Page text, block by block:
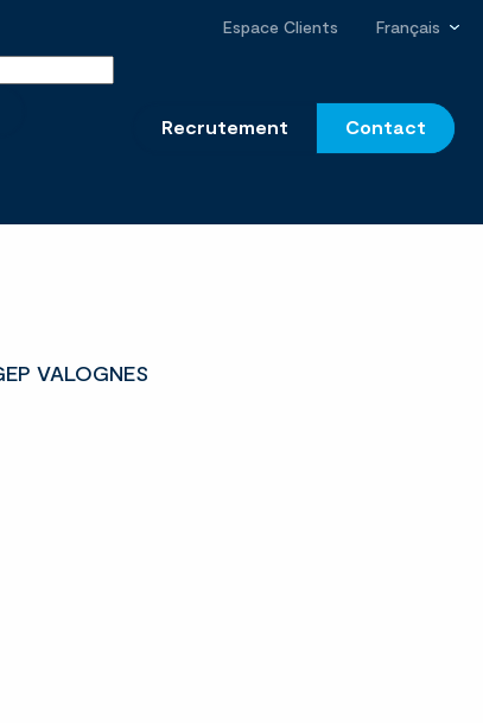
Espace Clients Français
Recrutement Contact